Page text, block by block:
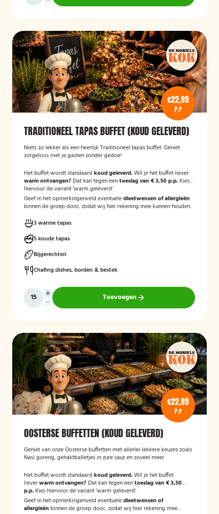
€22,89
P.P
TRADITIONEEL TAPAS BUFFET (KOUD GELEVERD)
Niets zo lekker als een heerlijk Traditioneel tapas buffet. Geniet
zorgeloos met je gasten zonder gedoe!
Het buffet wordt standaard koud geleverd.Wil je het buffet liever
warm ontvangen? Dat kan tegen eentoeslag van € 3,50 p.p. Kies
hiervoor de variant 'warm geleverd'.
Geef in het opmerkingenveld eventueledieetwensen of allergieën
binnen de groep door, zodat wij hier rekening mee kunnen houden.
3 warme tapas
5 koude tapas
Bijgerechten
Chafing dishes, borden & bestek
Toevoegen
€22,89
P.P
OOSTERSE BUFFETTEN (KOUD GELEVERD)
Geniet van onze Oosterse buffetten met allerlei lekkere keuzes zoals
Nasi goreng, gehaktballetjes in zure saus en zoveel meer.
Het buffet wordt standaard koud geleverd.Wil je het buffet
lieverwarm ontvangen? Dat kan tegen eentoeslag van € 3,50
p.p. Kies hiervoor de variant 'warm geleverd'.
Geef in het opmerkingenveld eventueledieetwensen of
allergieën binnen de groep door, zodat wij hier rekening mee